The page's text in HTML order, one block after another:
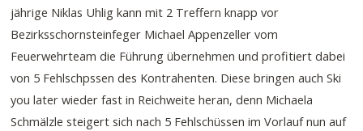
jährige Niklas Uhlig kann mit 2 Treffern knapp vor
Bezirksschornsteinfeger Michael Appenzeller vom
Feuerwehrteam die Führung übernehmen und profitiert dabei
von 5 Fehlschpssen des Kontrahenten. Diese bringen auch Ski
you later wieder fast in Reichweite heran, denn Michaela
Schmälzle steigert sich nach 5 Fehlschüssen im Vorlauf nun auf